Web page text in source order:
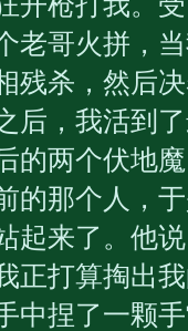
老哥火拼，
残杀，然后
后，我活到
的两个伏地
的那个人，
起来了。他
正打算掏出
中捏了一颗